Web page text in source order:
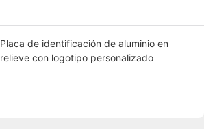
Placa de identificación de aluminio en
relieve con logotipo personalizado